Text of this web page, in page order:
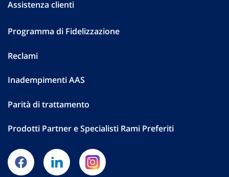
Assistenza clienti
Programma di Fidelizzazione
Reclami
Inadempimenti AAS
Parità di trattamento
Prodotti Partner e Specialisti Rami Preferiti